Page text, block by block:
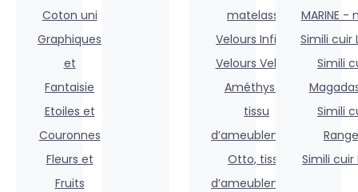
Coton uni
Graphiques
et
Fantaisie
Etoiles et
Couronnes
Fleurs et
Fruits
matelassé
Velours Infinity
Velours Velluto
Améthyste,
tissu
d’ameublement
Otto, tissu
d’ameublement
MARINE -
Simili cuir
Simili
Simili
Simili cuir